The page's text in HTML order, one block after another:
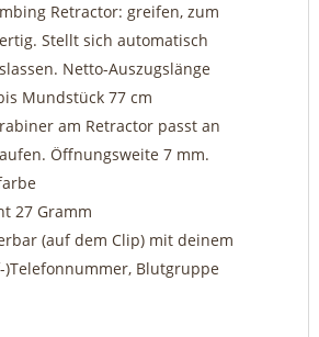
Retractor: greifen, zum
Stellt sich automatisch
Netto-Auszugslänge
Mundstück 77 cm
am Retractor passt an
Öffnungsweite 7 mm.
27 Gramm
(auf dem Clip) mit deinem
)Telefonnummer, Blutgruppe